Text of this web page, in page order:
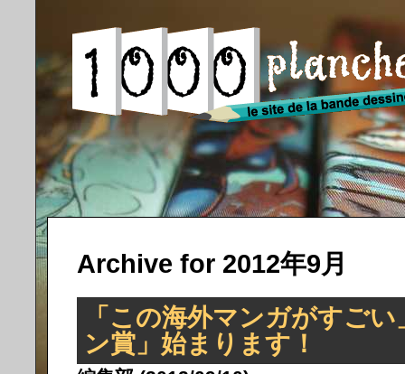
Archive for 2012年9月
「この海外マンガがすご
ン賞」始まります！